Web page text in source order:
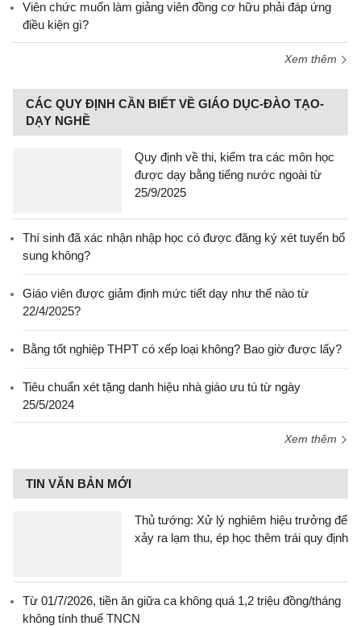
Viên chức muốn làm giảng viên đồng cơ hữu phải đáp ứng
điều kiện gì?
Xem thêm
CÁC QUY ĐỊNH CẦN BIẾT VỀ GIÁO DỤC-ĐÀO TẠO-
DẠY NGHỀ
Quy định về thi, kiểm tra các môn học
được dạy bằng tiếng nước ngoài từ
25/9/2025
Thí sinh đã xác nhận nhập học có được đăng ký xét tuyển bổ
sung không?
Giáo viên được giảm định mức tiết dạy như thế nào từ
22/4/2025?
Bằng tốt nghiệp THPT có xếp loại không? Bao giờ được lấy?
Tiêu chuẩn xét tặng danh hiệu nhà giáo ưu tú từ ngày
25/5/2024
Xem thêm
TIN VĂN BẢN MỚI
Thủ tướng: Xử lý nghiêm hiệu trưởng để
xảy ra lạm thu, ép học thêm trái quy định
Từ 01/7/2026, tiền ăn giữa ca không quá 1,2 triệu đồng/tháng
không tính thuế TNCN